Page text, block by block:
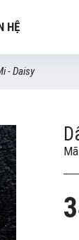
HỆ
- Daisy